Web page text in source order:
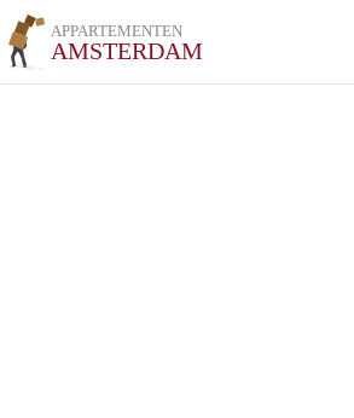
APPARTEMENTEN
AMSTERDAM